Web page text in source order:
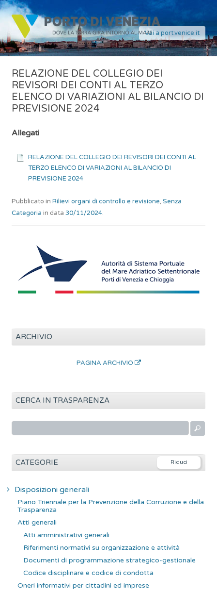
Vai a port.venice.it
RELAZIONE DEL COLLEGIO DEI
REVISORI DEI CONTI AL TERZO
ELENCO DI VARIAZIONI AL BILANCIO DI
PREVISIONE 2024
Allegati
RELAZIONE DEL COLLEGIO DEI REVISORI DEI CONTI AL
TERZO ELENCO DI VARIAZIONI AL BILANCIO DI
PREVISIONE 2024
Pubblicato in Rilievi organi di controllo e revisione, Senza
Categoria in data 30/11/2024.
ARCHIVIO
PAGINA ARCHIVIO
CERCA IN TRASPARENZA
r
CATEGORIE
Disposizioni generali
Piano Triennale per la Prevenzione della Corruzione e della
Trasparenza
Atti generali
Atti amministrativi generali
Riferimenti normativi su organizzazione e attività
Documenti di programmazione strategico-gestionale
Codice disciplinare e codice di condotta
Oneri informativi per cittadini ed imprese